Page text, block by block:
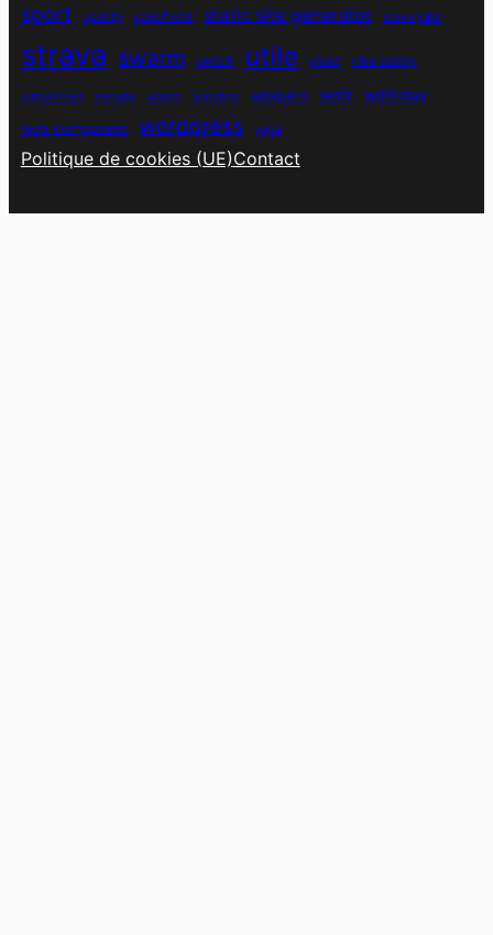
sport spotify spécificité static site generator steve jobs
strava swarm switch utile vhost vibe coding
virtual host vscode watch watchos wdapéro wdfr wdfriday
web component wordpress yoga
Politique de cookies (UE)Contact